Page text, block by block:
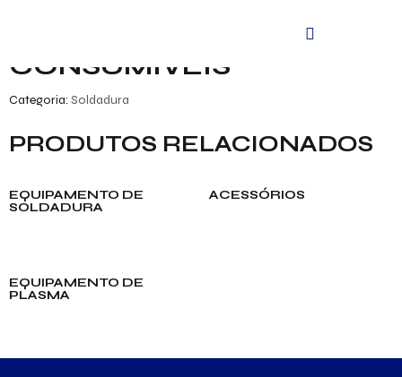
CONSUMÍVEIS
Categoria: Soldadura
PRODUTOS RELACIONADOS
EQUIPAMENTO DE
SOLDADURA
ACESSÓRIOS
EQUIPAMENTO DE
PLASMA